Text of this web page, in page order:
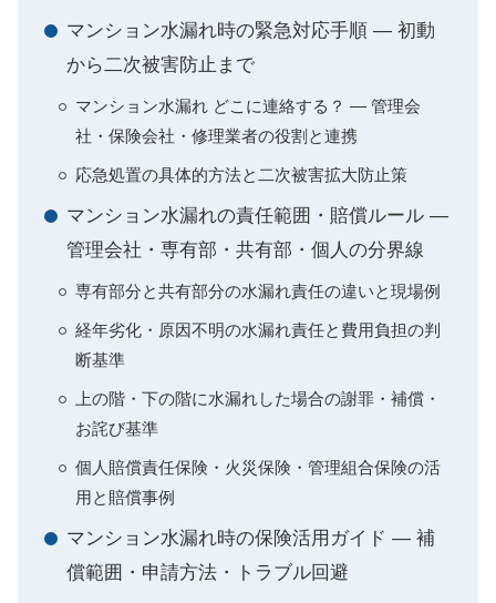
マンション水漏れ時の緊急対応手順 — 初動
から二次被害防止まで
マンション水漏れ どこに連絡する？ — 管理会
社・保険会社・修理業者の役割と連携
応急処置の具体的方法と二次被害拡大防止策
マンション水漏れの責任範囲・賠償ルール —
管理会社・専有部・共有部・個人の分界線
専有部分と共有部分の水漏れ責任の違いと現場例
経年劣化・原因不明の水漏れ責任と費用負担の判
断基準
上の階・下の階に水漏れした場合の謝罪・補償・
お詫び基準
個人賠償責任保険・火災保険・管理組合保険の活
用と賠償事例
マンション水漏れ時の保険活用ガイド — 補
償範囲・申請方法・トラブル回避